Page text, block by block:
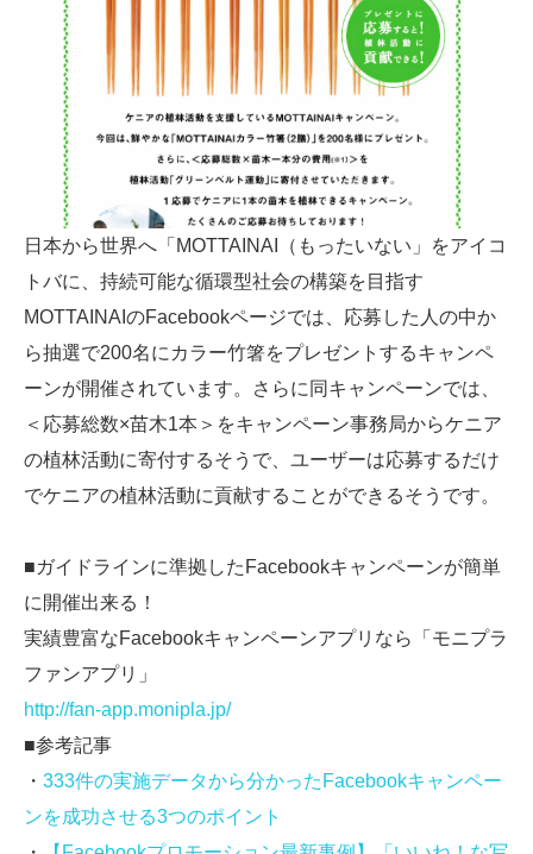
日本から世界へ「MOTTAINAI（もったいない」をアイコ
トバに、持続可能な循環型社会の構築を目指す
MOTTAINAIのFacebookページでは、応募した人の中か
ら抽選で200名にカラー竹箸をプレゼントするキャンペ
ーンが開催されています。さらに同キャンペーンでは、
＜応募総数×苗木1本＞をキャンペーン事務局からケニア
の植林活動に寄付するそうで、ユーザーは応募するだけ
でケニアの植林活動に貢献することができるそうです。
■ガイドラインに準拠したFacebookキャンペーンが簡単
に開催出来る！
実績豊富なFacebookキャンペーンアプリなら「モニプラ
ファンアプリ」
http://fan-app.monipla.jp/
■参考記事
・ 333件の実施データから分かったFacebookキャンペー
ンを成功させる3つのポイント